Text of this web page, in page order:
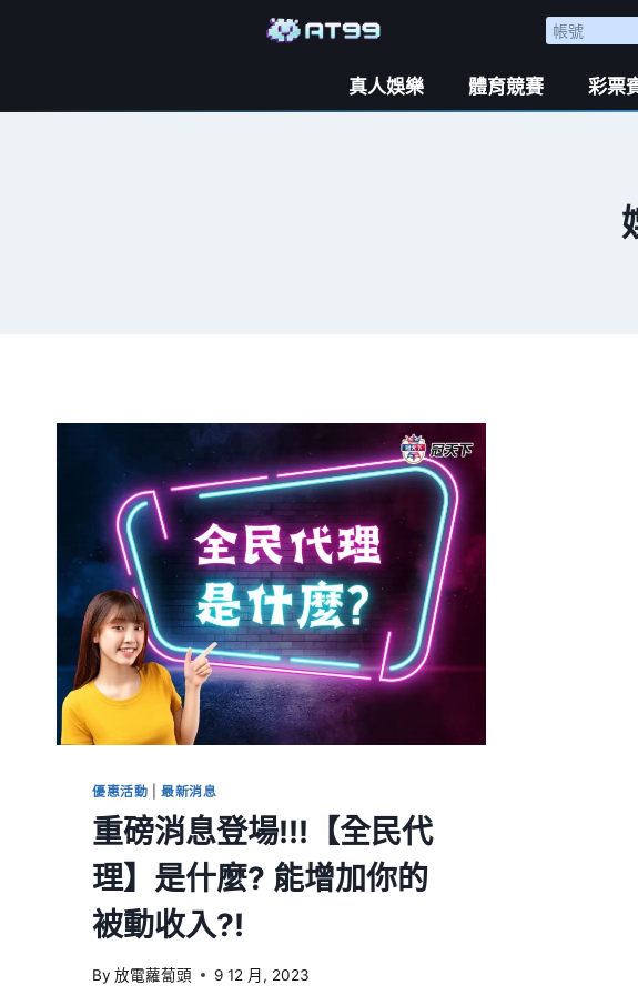
真人娛樂 體育競賽 彩票
優惠活動 |最新消息
重磅消息登場!!!【全民代
理】是什麼? 能增加你的
被動收入?!
By 放電蘿蔔頭 9 12 月, 2023